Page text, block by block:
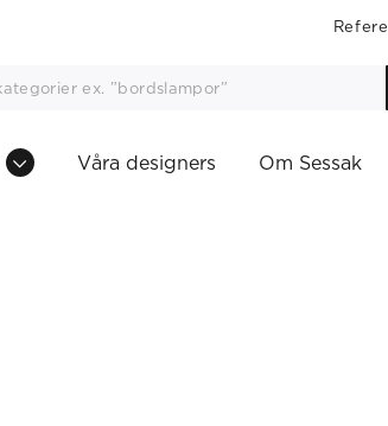
Våra designers Om Sessak